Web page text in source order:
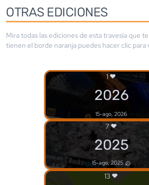
OTRAS EDICIONES
Mira todas las ediciones de esta travesía que
tienen el borde naranja puedes hacer clic
1
2026
15-ago, 2026
7
2025
15-ago, 2025
13